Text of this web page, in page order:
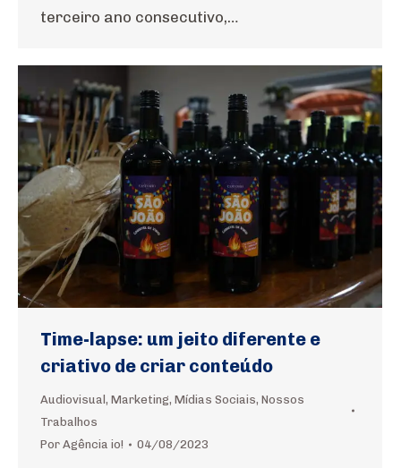
terceiro ano consecutivo,…
Time-lapse: um jeito diferente e
criativo de criar conteúdo
Audiovisual , Marketing, Mídias Sociais, Nossos
Trabalhos
Por Agência io! 04/08/2023